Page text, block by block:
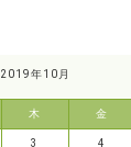
2019年10月
木 金
3 4